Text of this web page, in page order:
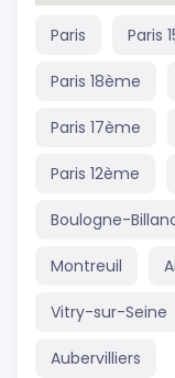
Paris Paris
Paris 18ème
Paris 17ème
Paris 12ème
Boulogne-
Montreuil
Vitry-sur-Seine
Aubervilliers